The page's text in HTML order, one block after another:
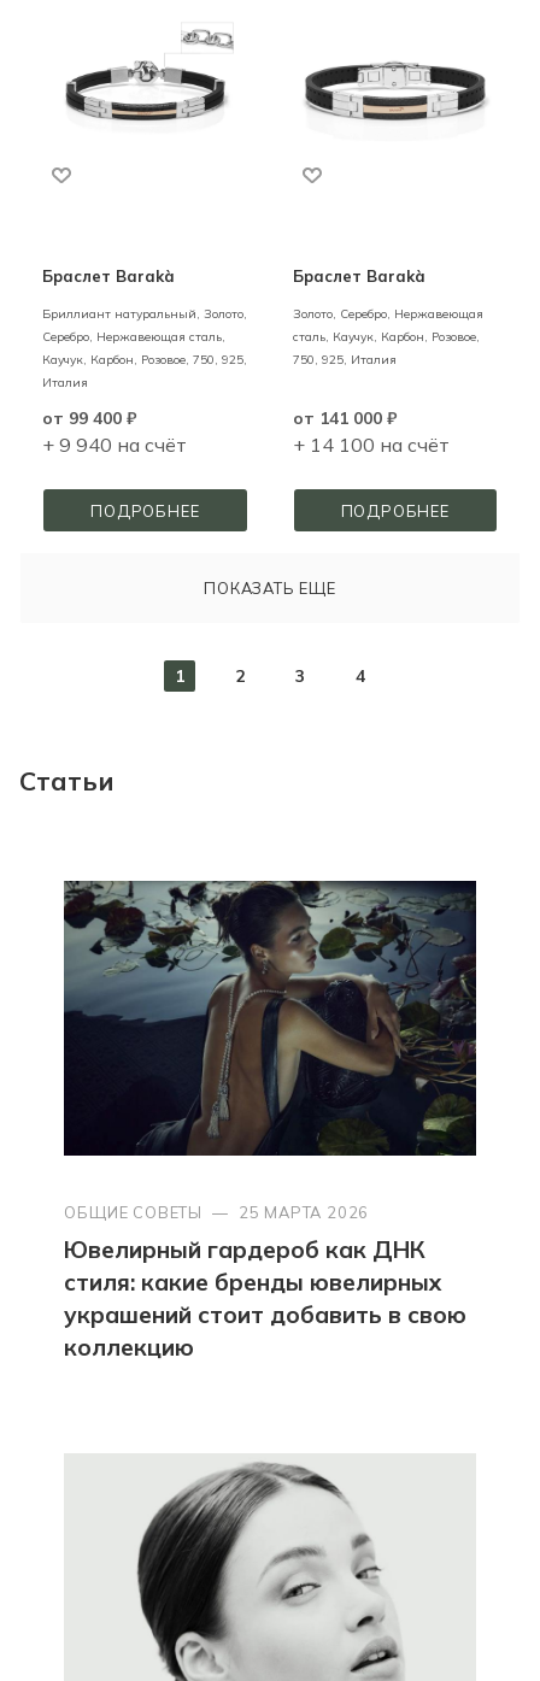
Браслет Barakà
Бриллиант натуральный, Золото,
Серебро, Нержавеющая сталь,
Каучук, Карбон, Розовое, 750, 925,
Италия
от 99 400 ₽
+ 9 940 на счёт
ПОДРОБНЕЕ
Браслет Barakà
Золото, Серебро, Нержавеющая
сталь, Каучук, Карбон, Розовое,
750, 925, Италия
от 141 000 ₽
+ 14 100 на счёт
ПОДРОБНЕЕ
ПОКАЗАТЬ ЕЩЕ
1 2 3 4
Статьи
ОБЩИЕ СОВЕТЫ — 25 МАРТА 2026
Ювелирный гардероб как ДНК
стиля: какие бренды ювелирных
украшений стоит добавить в свою
коллекцию